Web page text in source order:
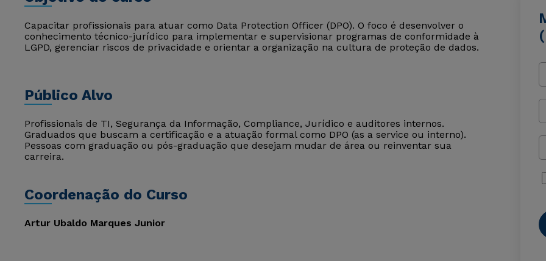
Capacitar profissionais para atuar como Data Protection Officer (DPO). O foco é desenvolver o
conhecimento técnico-jurídico para implementar e supervisionar programas de conformidade à
LGPD, gerenciar riscos de privacidade e orientar a organização na cultura de proteção de dados.
Público Alvo
Profissionais de TI, Segurança da Informação, Compliance, Jurídico e auditores internos.
Graduados que buscam a certificação e a atuação formal como DPO (as a service ou interno).
Pessoas com graduação ou pós-graduação que desejam mudar de área ou reinventar sua
carreira.
Coordenação do Curso
Artur Ubaldo Marques Junior